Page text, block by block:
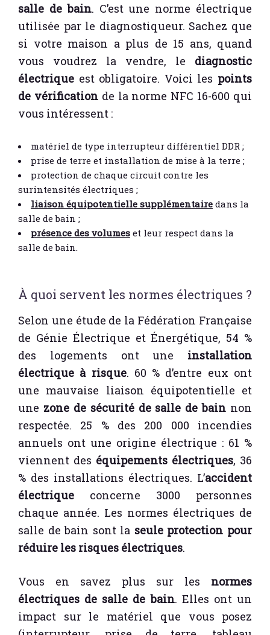
salle de bain. C’est une norme électrique
utilisée par le diagnostiqueur. Sachez que
si votre maison a plus de 15 ans, quand
vous voudrez la vendre, le diagnostic
électrique est obligatoire. Voici les points
de vérificationde la norme NFC 16-600 qui
vous intéressent :
matériel de type interrupteur différentiel DDR ;
prise de terre et installation de mise à la terre ;
protection de chaque circuit contre les
surintensités électriques ;
liaison équipotentielle supplémentaire dans la
salle de bain ;
présence des volumes et leur respect dans la
salle de bain.
À quoi servent les normes électriques ?
Selon une étude de la Fédération Française
de Génie Électrique et Énergétique, 54 %
des logements ont une installation
électrique à risque. 60 % d’entre eux ont
une mauvaise liaison équipotentielle et
une zone de sécurité de salle de bain non
respectée. 25 % des 200 000 incendies
annuels ont une origine électrique : 61 %
viennent des équipements électriques, 36
% des installations électriques. L’accident
électrique concerne 3000 personnes
chaque année. Les normes électriques de
salle de bain sont la seule protection pour
réduire les risques électriques.
Vous en savez plus sur les normes
électriques de salle de bain. Elles ont un
impact sur le matériel que vous posez